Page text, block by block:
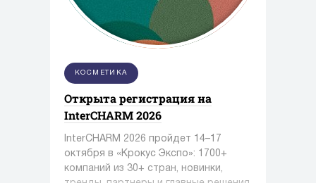
КОСМЕТИКА
Открыта регистрация на
InterCHARM 2026
InterCHARM 2026 пройдет 14–17
октября в «Крокус Экспо»: 1700+
компаний из 30+ стран, новинки,